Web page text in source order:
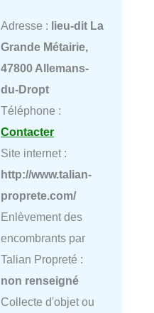
Adresse : lieu-dit La
Grande Métairie,
47800 Allemans-
du-Dropt
Téléphone :
Contacter
Site internet :
http://www.talian-
proprete.com/
Enlèvement des
encombrants par
Talian Propreté :
non renseigné
Collecte d'objet ou